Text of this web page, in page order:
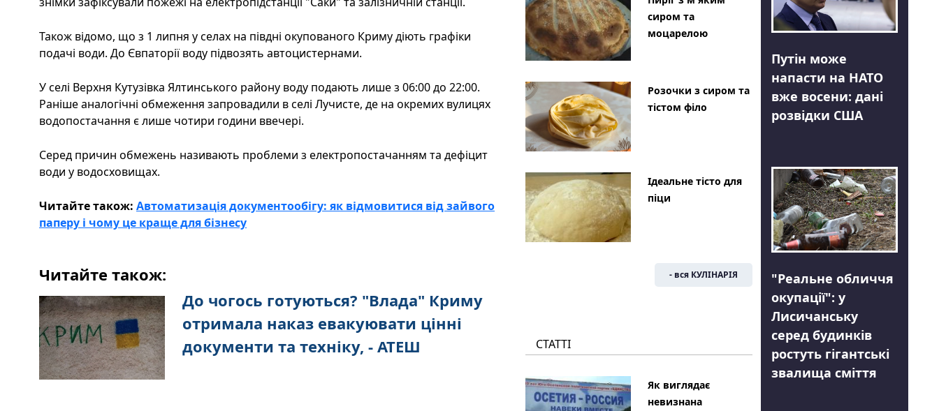
Також відомо, що з 1 липня у селах на півдні окупованого Криму діють графіки
подачі води. До Євпаторії воду підвозять автоцистернами.
У селі Верхня Кутузівка ​​Ялтинського району воду подають лише з 06:00 до 22:00.
Раніше аналогічні обмеження запровадили в селі Лучисте, де на окремих вулицях
водопостачання є лише чотири години ввечері.
Серед причин обмежень називають проблеми з електропостачанням та дефіцит
води у водосховищах.
Читайте також: Автоматизація документообігу: як відмовитися від зайвого
паперу і чому це краще для бізнесу
Читайте також:
До чогось готуються? "Влада" Криму
отримала наказ евакуювати цінні
документи та техніку, - АТЕШ
сиром та
моцарелою
Розочки з сиром та
тістом філо
Ідеальне тісто для
піци
- вся КУЛІНАРІЯ
СТАТТІ
Як виглядає
невизнана
Путін може
напасти на НАТО
вже восени: дані
розвідки США
"Реальне обличчя
окупації": у
Лисичанську
серед будинків
ростуть гігантські
звалища сміття